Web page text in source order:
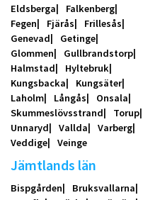
Eldsberga
Falkenberg
Fegen
Fjärås
Frillesås
Genevad
Getinge
Glommen
Gullbrandstorp
Halmstad
Hyltebruk
Kungsbacka
Kungsäter
Laholm
Långås
Onsala
Skummeslövsstrand
Torup
Unnaryd
Vallda
Varberg
Veddige
Veinge
Jämtlands län
Bispgården
Bruksvallarna